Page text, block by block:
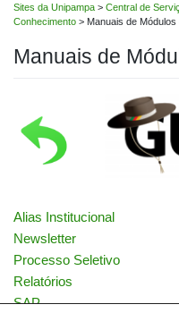
Sites da Unipampa > Central de
Conhecimento > Manuais de Módulos
Manuais de
Alias Institucional
Newsletter
Processo Seletivo
Relatórios
SAP